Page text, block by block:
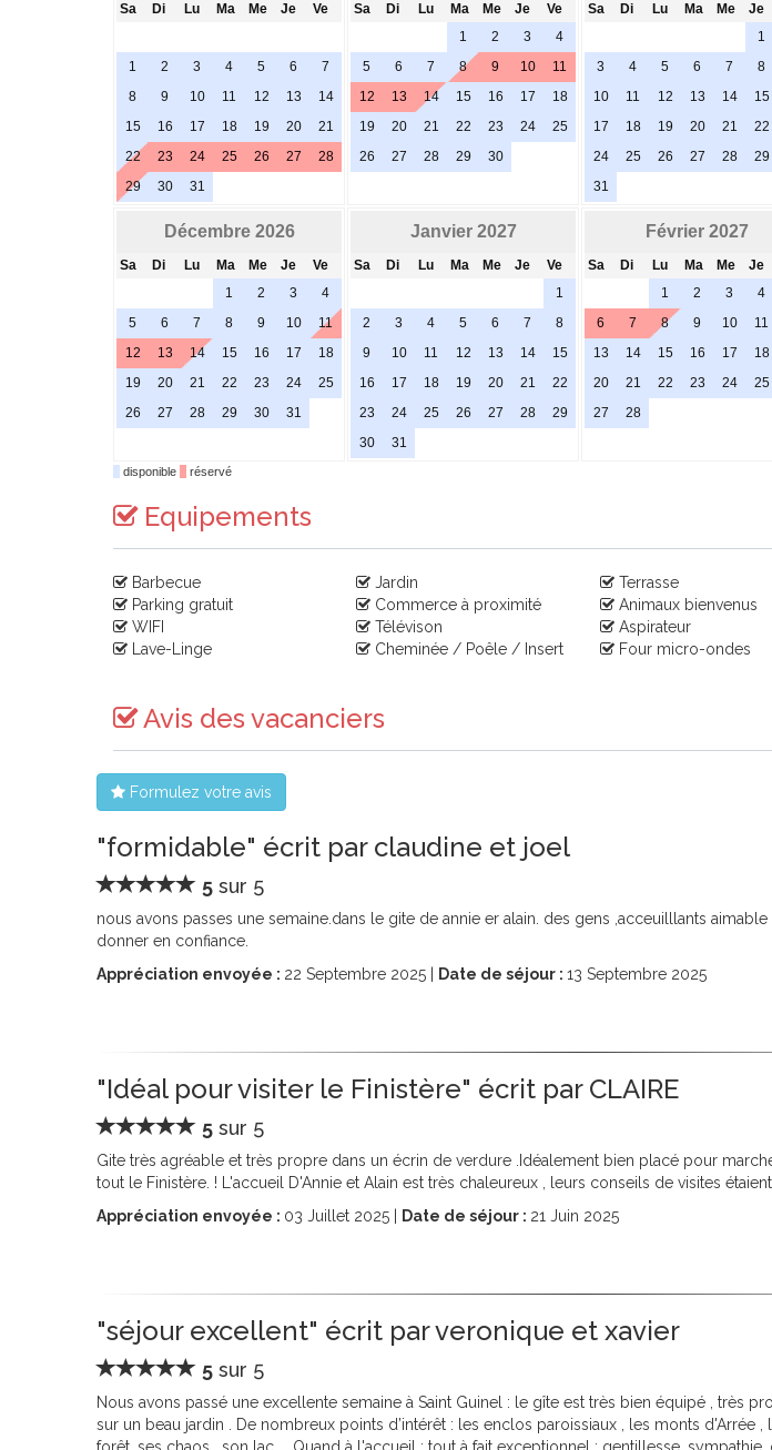
Sa Di Lu Ma Me Je Ve
1 2 3 4 5 6
7
8
9 10 11 12 13
14
15
16 17 18 19 20
21
22
23 24 25 26 27
28
29
30 31
Sa Di Lu Ma Me Je
Ve
1
2 3
4
5
6 7 8 9 10
11
12
13 14 15 16 17
18
19
20 21 22 23 24
25
26
27 28 29 30
Sa Di Lu Ma Me Je
1
3
4 5 6 7 8
10
11 12 13 14 15
17
18 19 20 21 22
24
25 26 27 28 29
31
Décembre 2026
Sa Di Lu Ma Me Je
Ve
1
2 3
4
5
6 7 8 9 10
11
12
13 14 15 16 17
18
19
20 21 22 23 24
25
26
27 28 29 30 31
Janvier 2027
Sa Di Lu Ma Me Je
Ve
1
2
3 4 5 6 7
8
9
10 11 12 13 14
15
16
17 18 19 20 21
22
23
24 25 26 27 28
29
30
31
Février 2027
Sa Di Lu Ma Me Je
1
2 3 4
6
7 8 9 10 11
13
14 15 16 17 18
20
21 22 23 24 25
27
28
disponible réservé
Equipements
Barbecue Jardin Terrasse
Parking gratuit
Commerce à proximité Animaux bienvenus
WIFI
Télévison Aspirateur
Lave-Linge
Cheminée / Poêle / Insert Four micro-ondes
Avis des vacanciers
Formulez votre avis
"formidable" écrit par claudine et joel
5 sur 5
nous avons passes une semaine.dans le gite de annie er alain. des gens ,acceuilllants
donner en confiance.
Appréciation envoyée : 22 Septembre 2025 | Date de séjour : 13 Septembre 2025
"Idéal pour visiter le Finistère" écrit par CLAIRE
5 sur 5
Gite très agréable et très propre dans un écrin de verdure .Idéalement bien placé pour
tout le Finistère. ! L'accueil D'Annie et Alain est très chaleureux , leurs conseils de visites
Appréciation envoyée : 03 Juillet 2025 | Date de séjour : 21 Juin 2025
"séjour excellent" écrit par veronique et xavier
5 sur 5
Nous avons passé une excellente semaine à Saint Guinel : le gîte est très bien équipé , très
sur un beau jardin . De nombreux points d’intérêt : les enclos paroissiaux , les monts d'Arrée ,